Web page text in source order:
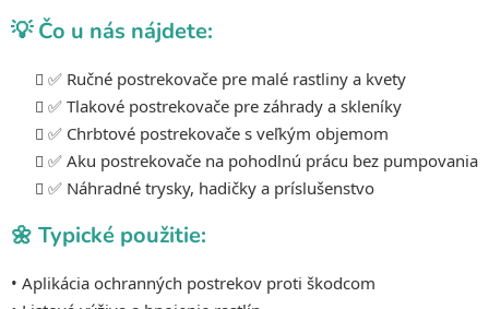
i
s
u
💡 Čo u nás nájdete:
✅ Ručné postrekovače pre malé rastliny a kvety
✅ Tlakové postrekovače pre záhrady a skleníky
✅ Chrbtové postrekovače s veľkým objemom
✅ Aku postrekovače na pohodlnú prácu bez pumpovania
✅ Náhradné trysky, hadičky a príslušenstvo
🌼 Typické použitie:
• Aplikácia ochranných postrekov proti škodcom